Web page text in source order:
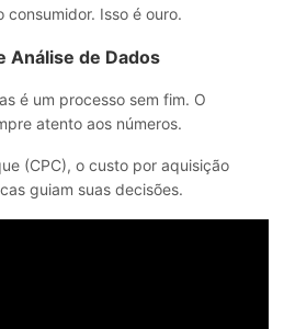
Isso é ouro.
Análise de Dados
é um processo sem fim. O
atento aos números.
(CPC), o custo por aquisição
guiam suas decisões.